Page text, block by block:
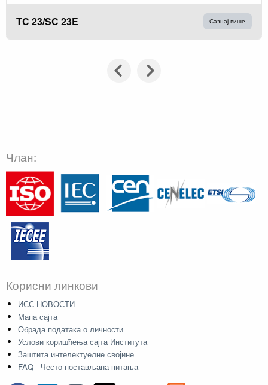
TC 23/SC 23E Сазнај више
Члан:
Корисни линкови
ИСС НОВОСТИ
Мапа сајта
Обрада података о личности
Услови коришћења сајта Института
Заштита интелектуелне својине
FAQ - Често постављана питања